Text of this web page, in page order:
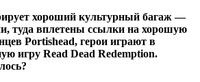
хороший культурный багаж —
туда вплетены ссылки на хорошую
Portishead, герои играют в
игру Read Dead Redemption.